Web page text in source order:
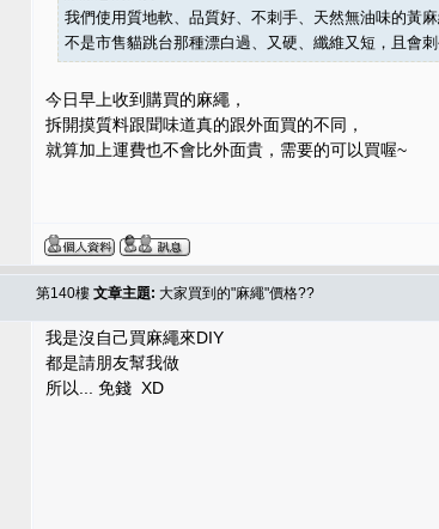
我們使用質地軟、品質好、不刺手、天然無油味的黃麻
不是市售貓跳台那種漂白過、又硬、纖維又短，且會
今日早上收到購買的麻繩，
拆開摸質料跟聞味道真的跟外面買的不同，
就算加上運費也不會比外面貴，需要的可以買喔~
第140樓 文章主題: 大家買到的"麻繩"價格??
我是沒自己買麻繩來DIY
都是請朋友幫我做
所以... 免錢 XD